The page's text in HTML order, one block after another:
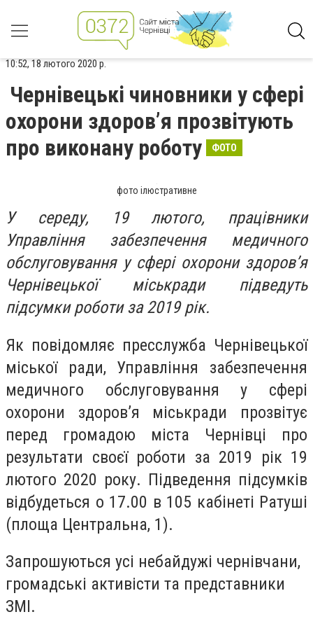
10:52, 18 лютого 2020 р.
Чернівецькі чиновники у сфері
охорони здоров’я прозвітують
про виконану роботу
ФОТО
фото ілюстративне
У середу, 19 лютого, працівники
Управління забезпечення медичного
обслуговування у сфері охорони здоров’я
Чернівецької міськради підведуть
підсумки роботи за 2019 рік.
Як повідомляє пресслужба Чернівецької
міської ради, Управління забезпечення
медичного обслуговування у сфері
охорони здоров’я міськради прозвітує
перед громадою міста Чернівці про
результати своєї роботи за 2019 рік 19
лютого 2020 року. Підведення підсумків
відбудеться о 17.00 в 105 кабінеті Ратуші
(площа Центральна, 1).
Запрошуються усі небайдужі чернівчани,
громадські активісти та представники
ЗМІ.